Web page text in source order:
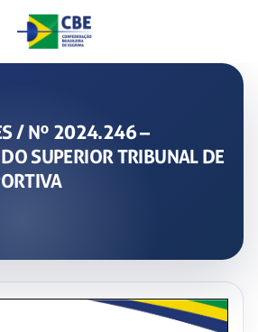
/ Nº 2024.246 –
SUPERIOR TRIBUNAL DE